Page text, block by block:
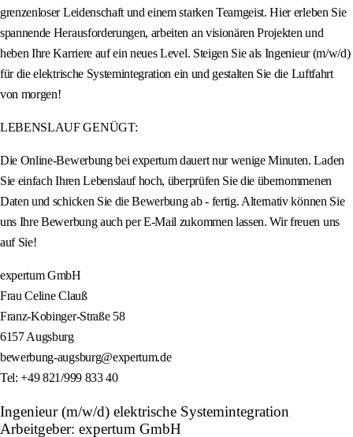
grenzenloser Leidenschaft und einem starken Teamgeist. Hier erleben Sie
spannende Herausforderungen, arbeiten an visionären Projekten und
heben Ihre Karriere auf ein neues Level. Steigen Sie als Ingenieur (m/w/d)
für die elektrische Systemintegration ein und gestalten Sie die Luftfahrt
von morgen!
LEBENSLAUF GENÜGT:
Die Online-Bewerbung bei expertum dauert nur wenige Minuten. Laden
Sie einfach Ihren Lebenslauf hoch, überprüfen Sie die übernommenen
Daten und schicken Sie die Bewerbung ab - fertig. Alternativ können Sie
uns Ihre Bewerbung auch per E-Mail zukommen lassen. Wir freuen uns
auf Sie!
expertum GmbH
Frau Celine Clauß
Franz-Kobinger-Straße 58
6157 Augsburg
bewerbung-augsburg@expertum.de
Tel: +49 821/999 833 40
Ingenieur (m/w/d) elektrische Systemintegration
Arbeitgeber: expertum GmbH